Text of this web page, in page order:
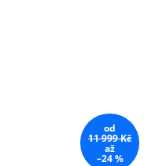
od
11 999 Kč
až
–24 %